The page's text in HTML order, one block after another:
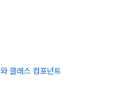
클래스 컴포넌트